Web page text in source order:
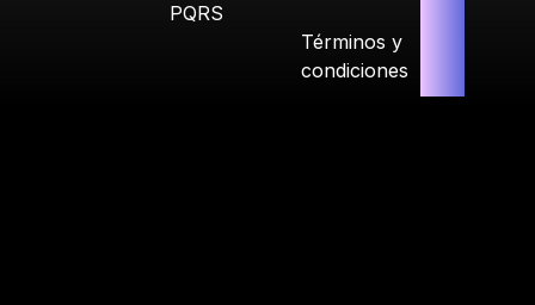
PQRS
Términos y
condiciones